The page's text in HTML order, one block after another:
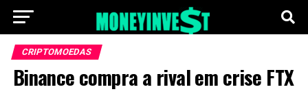
CRIPTOMOEDAS
Binance compra a rival em crise FTX